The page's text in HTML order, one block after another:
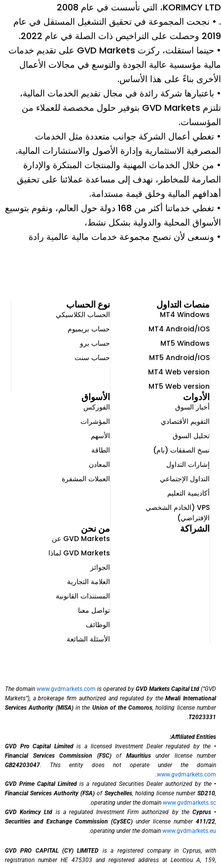
KORIMCY LTD، التي تأسست في عام 2008
. • نجحت المجموعة في تحقيق التشغيل المستقل في عام
2019 وحصلت على التراخيص ذات الصلة في عام 2022.
• حينما استقلت، ركزت GVD Markets على تقديم خدمات
مالية مؤسسية عالية الجودة والتوسع في مجالات الأعمال
الأخرى بناءً على هذا الأساس.
• باعتبارها شركة رائدة في مجال تقديم الخدمات المالية،
تلتزم GVD Markets بتوفير حلول مخصصة للعملاء من
المؤسسات.
• تغطي أعمال الشركة جوانب متعددة مثل الخدمات
المصرفية الاستثمارية وإدارة الأصول والاستشارات المالية.
• من خلال الخدمات المهنية والمنتجات المبتكرة والإدارة
الصارمة للمخاطر، نهدف إلى مساعدة عملائنا على تحقيق
أهدافهم المالية وخلق قيمة مستدامة.
• تغطي خدماتنا أكثر من 168 دولة حول العالم، ونقوم بتوسيع
الأسواق المحلية والدولية بشكل نشط،
• ونسعى لأن نصبح مجموعة خدمات مالية عالمية رادة
نوع الحساب
الحساب الكلاسيكي
حساب بريميوم
حساب برو
حساب سنت
منصات التداول
MT4 Windows
MT4 Android/IOS
MT5 Windows
MT5 Android/IOS
MT4 Web version
MT5 Web version
الأسواق
الفوركس
المؤشرات
الأسهم
الطاقة
المعادن
العملات المشفرة
الأدوات
أخبار السوق
التقويم الأقتصادي
تحليل السوق
نسخ الصفقات (بام)
إشارات التداول
التداول الإجتماعي ​
أكاديمية التعليم
VPS (الخادم الشخصي
الإفتراضي)
من نحن
GVD Markets عن
GVD Markets لماذا
الجوائز
العلامة التجارية
المستندات القانونية
تواصل معنا
الوظائف
الأسئلة الشائعة
الشراكة
The domain www.gvdmarkets.com is operated by GVD Markets Capital Ltd (“GVD
Markets”), a brokerage firm authorized and regulated by theMwali International
Services Authority (MISA)in the Union of the Comoros, holding license number
T2023331
.
Affiliated Entities:
•
GVD Pro Capital Limitedis a licensed Investment Dealer regulated by the
Financial Services Commission (FSC)of Mauritiusunder license number
GB24203047. This entity does not operate under the domain
www.gvdmarkets.com
.
•
GVD Prime Capital Limited is a regulated Securities Dealer authorized by the
Financial Services Authority (FSA) of Seychelles, holding license numberSD210,
operating under the domain www.gvdmarkets.sc
.
•
GVD Korimcy Ltd is a regulated Investment Firm authorized by the Cyprus
Securities and Exchange Commission (CySEC) under license number 411/22,
operating under the domain www.gvdmarkets.eu
.
GVD PRO CAPITAL (CY) LIMITED is a registered company in Cyprus, with
registration number HE 475303 and registered address at Leontiou A, 159,